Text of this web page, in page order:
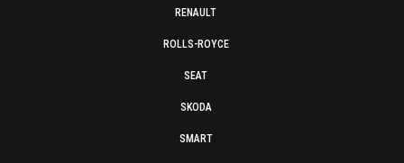
RENAULT
ROLLS-ROYCE
SEAT
SKODA
SMART